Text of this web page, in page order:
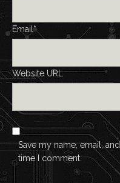
Email*
Website URL
Save my name, email,
time I comment.